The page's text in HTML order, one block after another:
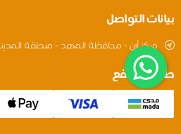
بيانات التواصل
مركز أرن – محافظة المهد – منطقة
طريقة الدفع